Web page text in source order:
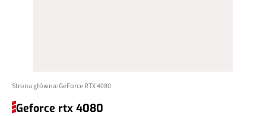
Strona główna GeForce RTX 4080
Geforce rtx 4080